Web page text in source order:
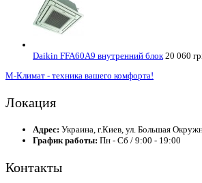
Daikin FFA60A9 внутренний блок 20 060
М-Климат - техника вашего комфорта!
Локация
Адрес: Украина, г.Киев, ул. Большая
График работы: Пн - Сб / 9:00 - 19:00
Контакты